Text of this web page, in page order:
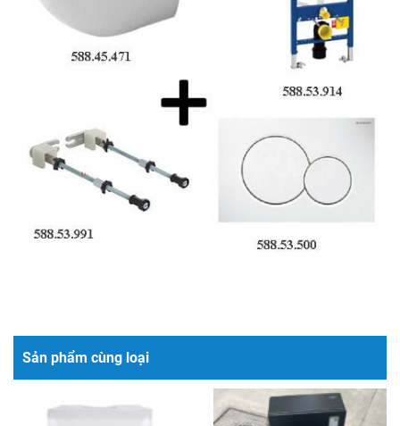
Sản phẩm cùng loại